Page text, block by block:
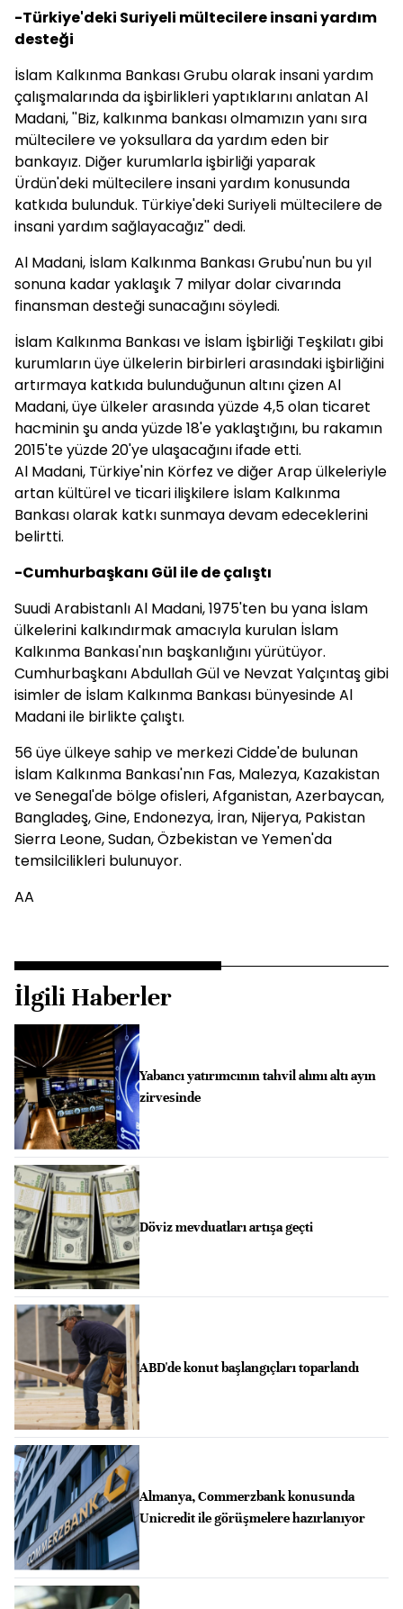
-Türkiye'deki Suriyeli mültecilere insani yardım
desteği
İslam Kalkınma Bankası Grubu olarak insani yardım
çalışmalarında da işbirlikleri yaptıklarını anlatan Al
Madani, ''Biz, kalkınma bankası olmamızın yanı sıra
mültecilere ve yoksullara da yardım eden bir
bankayız. Diğer kurumlarla işbirliği yaparak
Ürdün'deki mültecilere insani yardım konusunda
katkıda bulunduk. Türkiye'deki Suriyeli mültecilere de
insani yardım sağlayacağız'' dedi.
Al Madani, İslam Kalkınma Bankası Grubu'nun bu yıl
sonuna kadar yaklaşık 7 milyar dolar civarında
finansman desteği sunacağını söyledi.
İslam Kalkınma Bankası ve İslam İşbirliği Teşkilatı gibi
kurumların üye ülkelerin birbirleri arasındaki işbirliğini
artırmaya katkıda bulunduğunun altını çizen Al
Madani, üye ülkeler arasında yüzde 4,5 olan ticaret
hacminin şu anda yüzde 18'e yaklaştığını, bu rakamın
2015'te yüzde 20'ye ulaşacağını ifade etti.
Al Madani, Türkiye'nin Körfez ve diğer Arap ülkeleriyle
artan kültürel ve ticari ilişkilere İslam Kalkınma
Bankası olarak katkı sunmaya devam edeceklerini
belirtti.
-Cumhurbaşkanı Gül ile de çalıştı
Suudi Arabistanlı Al Madani, 1975'ten bu yana İslam
ülkelerini kalkındırmak amacıyla kurulan İslam
Kalkınma Bankası'nın başkanlığını yürütüyor.
Cumhurbaşkanı Abdullah Gül ve Nevzat Yalçıntaş gibi
isimler de İslam Kalkınma Bankası bünyesinde Al
Madani ile birlikte çalıştı.
56 üye ülkeye sahip ve merkezi Cidde'de bulunan
İslam Kalkınma Bankası'nın Fas, Malezya, Kazakistan
ve Senegal'de bölge ofisleri, Afganistan, Azerbaycan,
Bangladeş, Gine, Endonezya, İran, Nijerya, Pakistan
Sierra Leone, Sudan, Özbekistan ve Yemen'da
temsilcilikleri bulunuyor.
AA
İlgili Haberler
Yabancı yatırımcının tahvil alımı altı ayın
zirvesinde
Döviz mevduatları artışa geçti
ABD'de konut başlangıçları toparlandı
Almanya, Commerzbank konusunda
Unicredit ile görüşmelere hazırlanıyor